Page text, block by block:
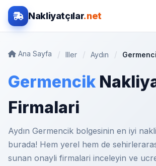
Nakliyatçılar.net
Ana Sayfa Iller Aydın
Germencik
Firmalari
Aydın Germencik bolgesinin en iyi
burada! Hem yerel hem de
sunan onayli firmalari inceleyin ve